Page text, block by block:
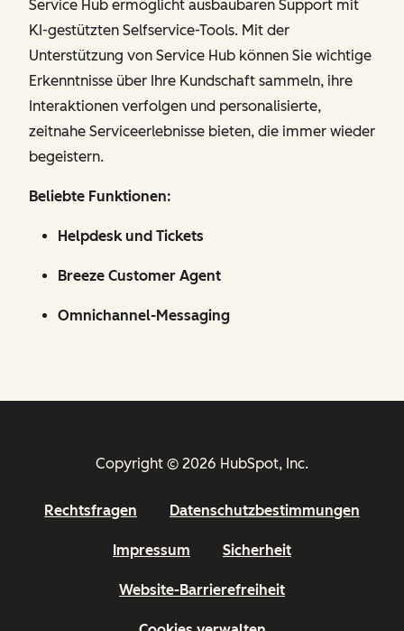
Service Hub ermöglicht ausbaubaren Support mit
KI-gestützten Selfservice-Tools. Mit der
Unterstützung von Service Hub können Sie wichtige
Erkenntnisse über Ihre Kundschaft sammeln, ihre
Interaktionen verfolgen und personalisierte,
zeitnahe Serviceerlebnisse bieten, die immer wieder
begeistern.
Beliebte Funktionen:
Helpdesk und Tickets
Breeze Customer Agent
Omnichannel-Messaging
Copyright © 2026 HubSpot, Inc.
Rechtsfragen Datenschutzbestimmungen
Impressum Sicherheit
Website-Barrierefreiheit